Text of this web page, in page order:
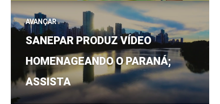
AVANÇAR
Próximo
post:
SANEPAR PRODUZ VÍDEO
HOMENAGEANDO O PARANÁ;
ASSISTA